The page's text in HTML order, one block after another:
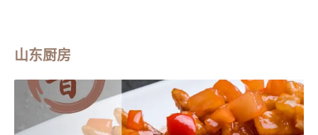
山东厨房